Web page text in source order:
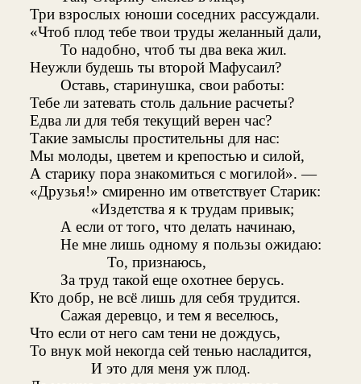
Три взрослых юноши соседних рассуждали.
«Чтоб плод тебе твои труды желанный дали,
То надобно, чтоб ты два века жил.
Неужли будешь ты второй Мафусаил?
Оставь, старинушка, свои работы:
Тебе ли затевать столь дальние расчеты?
Едва ли для тебя текущий верен час?
Такие замыслы простительны для нас:
Мы молоды, цветем и крепостью и силой,
А старику пора знакомиться с могилой». —
«Друзья!» смиренно им ответствует Старик:
«Издетства я к трудам привык;
А если от того, что делать начинаю,
Не мне лишь одному я пользы ожидаю:
То, признаюсь,
За труд такой еще охотнее берусь.
Кто добр, не всё лишь для себя трудится.
Сажая деревцо, и тем я веселюсь,
Что если от него сам тени не дождусь,
То внук мой некогда сей тенью насладится,
И это для меня уж плод.